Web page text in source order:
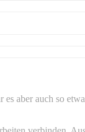
aber auch so